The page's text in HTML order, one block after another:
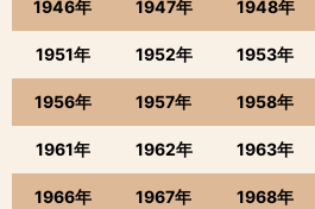
1946年 1947年 1948年
1951年 1952年 1953年
1956年 1957年 1958年
1961年 1962年 1963年
1966年 1967年 1968年